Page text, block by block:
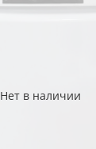
Нет в наличии